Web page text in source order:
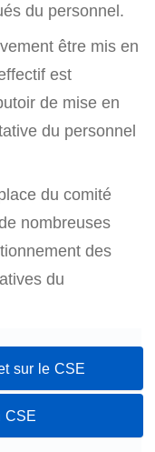
du personnel.
être mis en
est
de mise en
du personnel
du comité
nombreuses
des
du
sur le CSE
CSE